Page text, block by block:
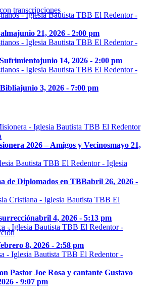
transcripciones
junio 21, 2026 - 2:00 pm
junio 14, 2026 - 2:00 pm
junio 3, 2026 - 7:00 pm
2026 – Amigos y Vecinosmayo 21,
de Diplomados en TBBabril 26, 2026 -
abril 4, 2026 - 5:13 pm
8, 2026 - 2:58 pm
Pastor Joe Rosa y cantante Gustavo
- 9:07 pm